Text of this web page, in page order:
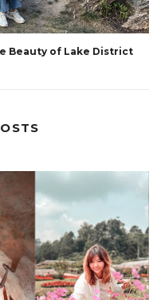
Beauty of Lake District